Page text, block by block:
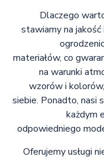
Dlaczego
stawiamy na
materiałów, co
na warunki
wzorów i
siebie. Ponadto, nasi
każdym
odpowiedniego
Oferujemy usługi